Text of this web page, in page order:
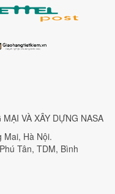
VÀ XÂY DỰNG NASA
Mai, Hà Nội.
Tân, TDM, Bình